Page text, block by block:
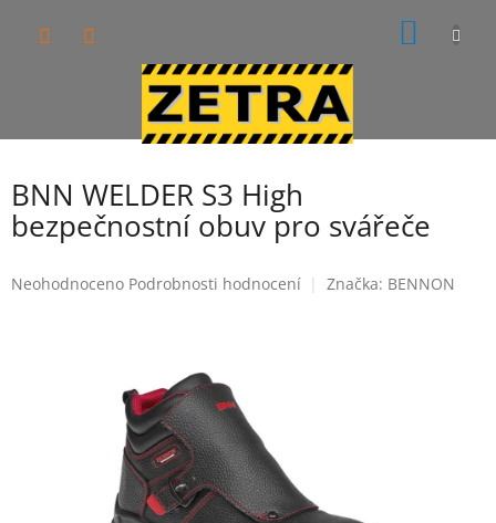
BNN WELDER S3 High
bezpečnostní obuv pro svářeče
Průměrné
Neohodnoceno Podrobnosti hodnocení Značka: BENNON